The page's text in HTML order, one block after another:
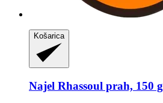
Košarica
Najel Rhassoul prah, 150 g